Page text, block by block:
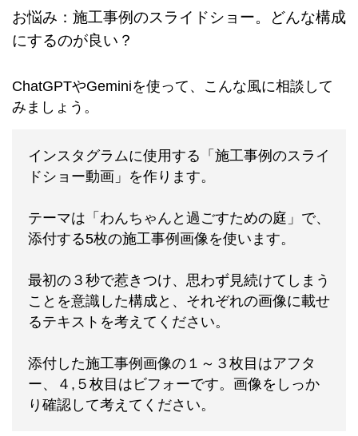
お悩み：施工事例のスライドショー。どんな構成
にするのが良い？
ChatGPTやGeminiを使って、こんな風に相談して
みましょう。
インスタグラムに使用する「施工事例のスライ
ドショー動画」を作ります。
テーマは「わんちゃんと過ごすための庭」で、
添付する5枚の施工事例画像を使います。
最初の３秒で惹きつけ、思わず見続けてしまう
ことを意識した構成と、それぞれの画像に載せ
るテキストを考えてください。
添付した施工事例画像の１～３枚目はアフタ
ー、４,５枚目はビフォーです。画像をしっか
り確認して考えてください。